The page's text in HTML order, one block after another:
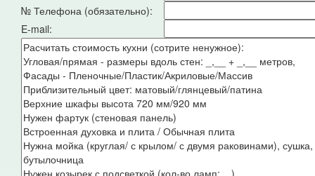
№ Телефона (обязательно):
E-mail: